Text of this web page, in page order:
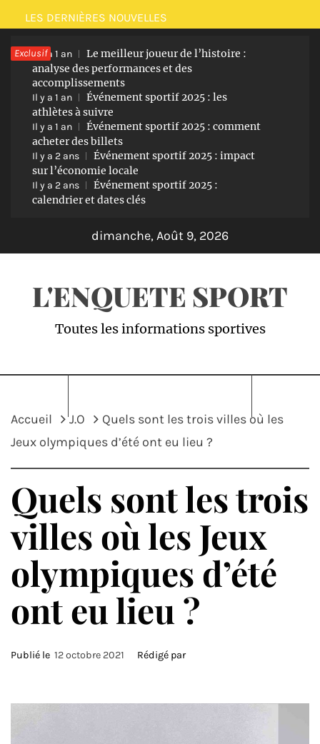
Passer
au
contenu
LES DERNIÈRES NOUVELLES
ExclusifIl y a 1 an
Le meilleur joueur de l’histoire :
analyse des performances et des
accomplissements
Il y a 1 an
Événement sportif 2025 : les
athlètes à suivre
Il y a 1 an
Événement sportif 2025 : comment
acheter des billets
Il y a 2 ans
Événement sportif 2025 : impact
sur l’économie locale
Il y a 2 ans
Événement sportif 2025 :
calendrier et dates clés
dimanche, Août 9, 2026
L'ENQUETE SPORT
Toutes les informations sportives
Accueil J.O
Quels sont les trois villes où les
Jeux olympiques d’été ont eu lieu ?
Quels sont les trois
villes où les Jeux
olympiques d’été
ont eu lieu ?
Publié le 12 octobre 2021 Rédigé par